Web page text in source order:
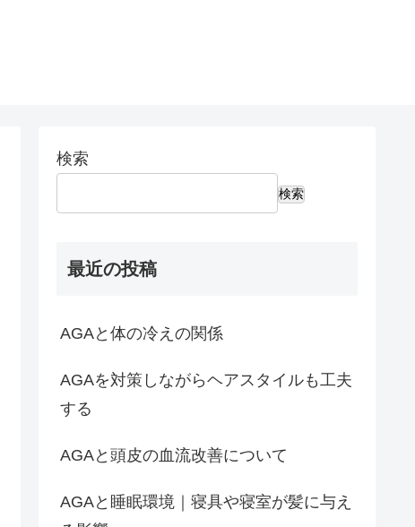
検索
検索
最近の投稿
AGAと体の冷えの関係
AGAを対策しながらヘアスタイルも工夫
する
AGAと頭皮の血流改善について
AGAと睡眠環境｜寝具や寝室が髪に与え